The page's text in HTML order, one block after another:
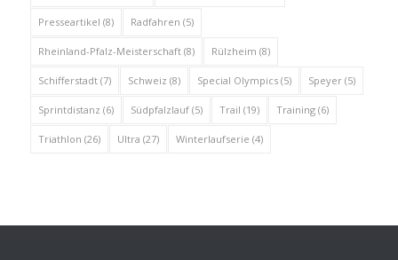
Presseartikel (8) Radfahren (5)
Rheinland-Pfalz-Meisterschaft(8) Rülzheim (8)
Schifferstadt(7) Schweiz (8) Special Olympics(5) Speyer(5)
Sprintdistanz (6) Südpfalzlauf(5) Trail (19) Training(6)
Triathlon (26) Ultra (27) Winterlaufserie (4)